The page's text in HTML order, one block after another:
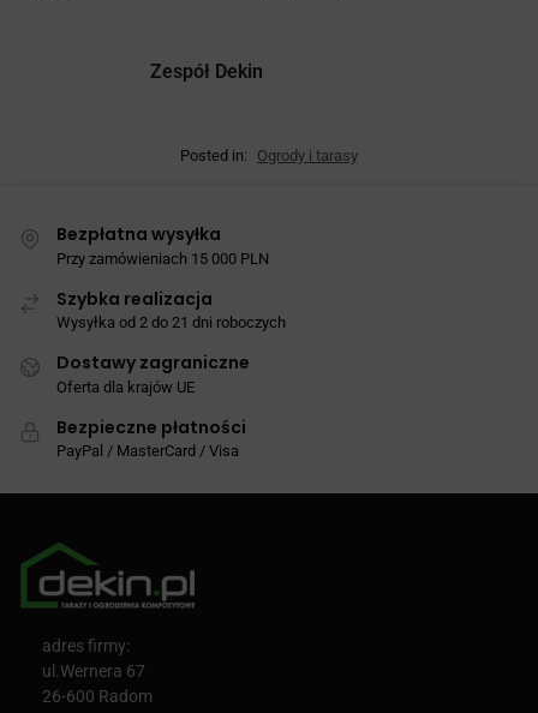
Zespół Dekin
Posted in: Ogrody i tarasy
Bezpłatna wysyłka
Przy zamówieniach 15 000 PLN
Szybka realizacja
Wysyłka od 2 do 21 dni roboczych
Dostawy zagraniczne
Oferta dla krajów UE
Bezpieczne płatności
PayPal / MasterCard / Visa
adres firmy:
ul.Wernera 67
26-600 Radom